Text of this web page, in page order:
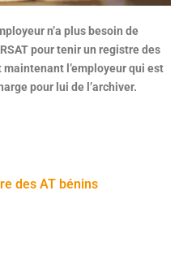
n’a plus besoin de
pour tenir un registre des
l’employeur qui est
pour lui de l’archiver.
des AT bénins